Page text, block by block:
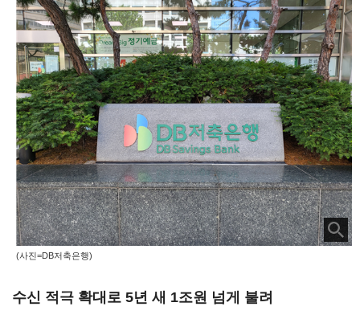
(사진=DB저축은행)
수신 적극 확대로 5년 새 1조원 넘게 불려